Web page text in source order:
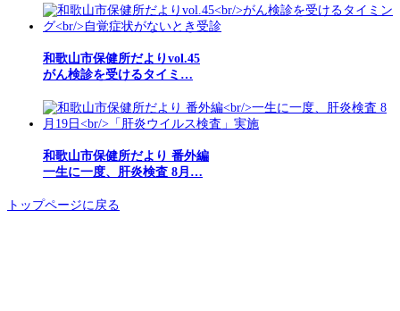
和歌山市保健所だよりvol.45
がん検診を受けるタイミ…
和歌山市保健所だより 番外編
一生に一度、肝炎検査 8月…
トップページに戻る